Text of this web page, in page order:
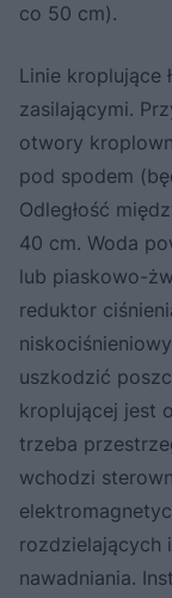
co 50 cm).
Linie kroplujące
zasilającymi.
otwory
pod spodem
Odległość
40 cm. Woda
lub piaskowo-
reduktor
uszkodzić
kroplującej jest
trzeba
wchodzi
rozdzielających
nawadniania.